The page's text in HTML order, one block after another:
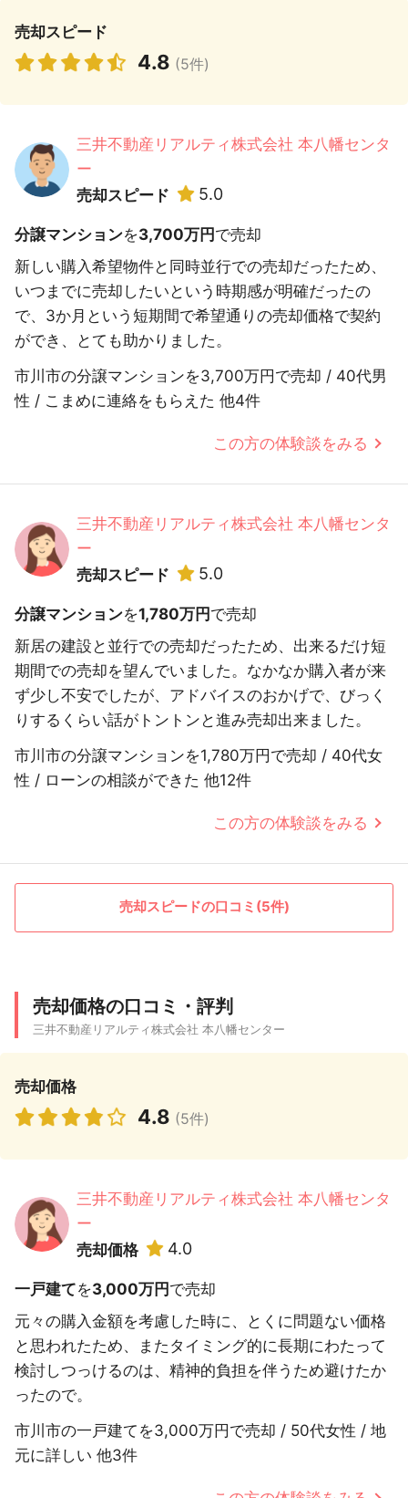
売却スピード
4.8 (5件)
三井不動産リアルティ株式会社 本八幡センタ
ー
売却スピード
5.0
分譲マンションを3,700万円で売却
新しい購入希望物件と同時並行での売却だったため、
いつまでに売却したいという時期感が明確だったの
で、3か月という短期間で希望通りの売却価格で契約
ができ、とても助かりました。
市川市の分譲マンションを3,700万円で売却 / 40代男
性 / こまめに連絡をもらえた 他4件
この方の体験談をみる
三井不動産リアルティ株式会社 本八幡センタ
ー
売却スピード
5.0
分譲マンションを1,780万円で売却
新居の建設と並行での売却だったため、出来るだけ短
期間での売却を望んでいました。なかなか購入者が来
ず少し不安でしたが、アドバイスのおかげで、びっく
りするくらい話がトントンと進み売却出来ました。
市川市の分譲マンションを1,780万円で売却 / 40代女
性 / ローンの相談ができた 他12件
この方の体験談をみる
売却スピードの口コミ(5件)
売却価格の口コミ・評判
三井不動産リアルティ株式会社 本八幡センター
売却価格
4.8 (5件)
三井不動産リアルティ株式会社 本八幡センタ
ー
売却価格
4.0
一戸建てを3,000万円で売却
元々の購入金額を考慮した時に、とくに問題ない価格
と思われたため、またタイミング的に長期にわたって
検討しつっけるのは、精神的負担を伴うため避けたか
ったので。
市川市の一戸建てを3,000万円で売却 / 50代女性 / 地
元に詳しい 他3件